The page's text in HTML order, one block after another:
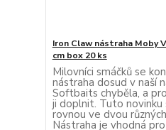
Iron Claw nástraha Moby
cm box 20 ks
Milovníci smáčků se
nástraha dosud v naší
Softbaits chyběla, a
ji doplnit. Tuto
rovnou ve dvou
Nástraha je vhodná